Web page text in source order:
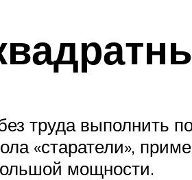
труда выполнить
«старатели»,
мощности.